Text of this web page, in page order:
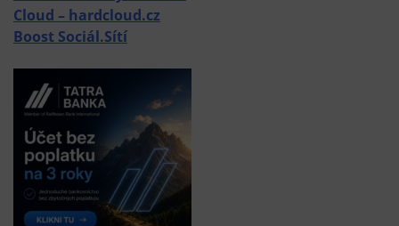
Cloud – hardcloud.cz
Boost Sociál.Sítí